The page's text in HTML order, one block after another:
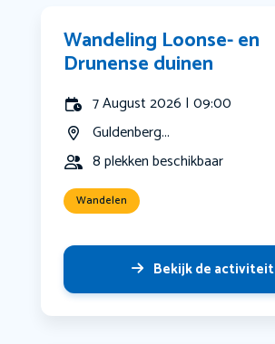
Wandeling Loonse- en
Drunense duinen
7 August 2026 | 09:00
Guldenberg...
8 plekken beschikbaar
Wandelen
Bekijk de activiteit